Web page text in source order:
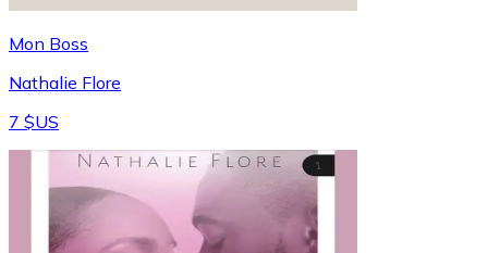
Mon Boss
Nathalie Flore
7 $US